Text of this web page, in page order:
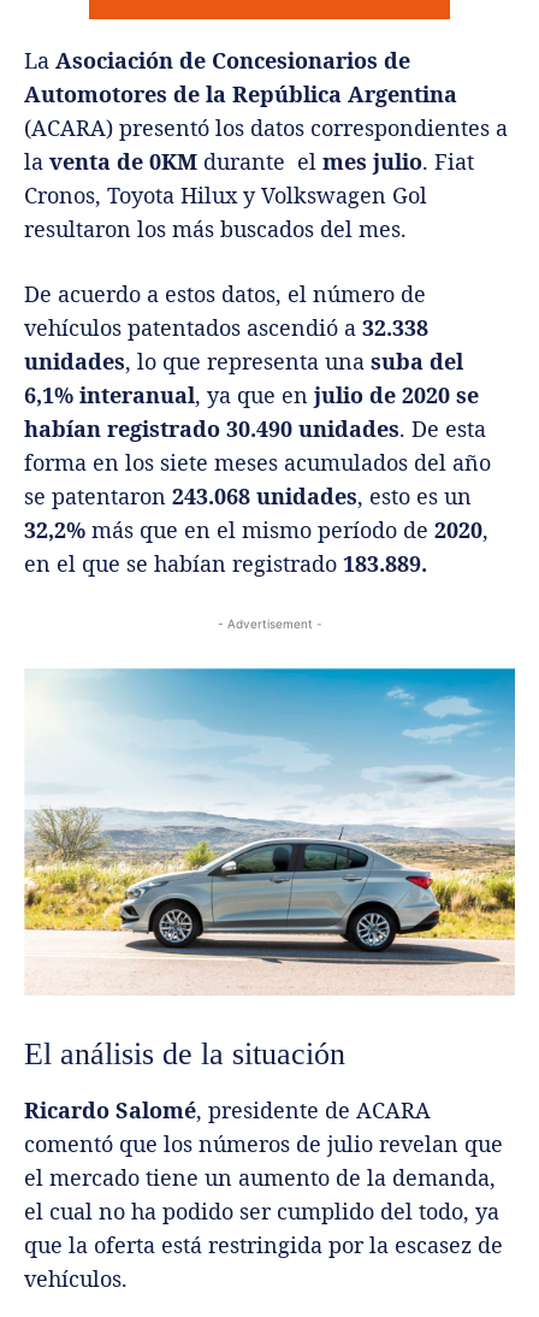
La Asociación de Concesionarios de
Automotores de la República Argentina
(ACARA) presentó los datos correspondientes a
la venta de 0KM durante el mes julio. Fiat
Cronos, Toyota Hilux y Volkswagen Gol
resultaron los más buscados del mes.
De acuerdo a estos datos, el número de
vehículos patentados ascendió a 32.338
unidades, lo que representa una suba del
6,1% interanual, ya que en julio de 2020 se
habían registrado 30.490 unidades. De esta
forma en los siete meses acumulados del año
se patentaron 243.068 unidades, esto es un
32,2% más que en el mismo período de 2020,
en el que se habían registrado 183.889.
- Advertisement -
El análisis de la situación
Ricardo Salomé, presidente de ACARA
comentó que los números de julio revelan que
el mercado tiene un aumento de la demanda,
el cual no ha podido ser cumplido del todo, ya
que la oferta está restringida por la escasez de
vehículos.